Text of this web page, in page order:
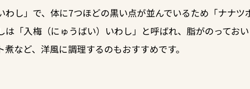
わし」で、体に7つほどの黒い点が並んでいるため「ナナツ
は「入梅（にゅうばい）いわし」と呼ばれ、脂がのってお
など、洋風に調理するのもおすすめです。